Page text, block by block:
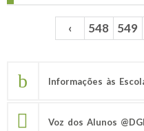
Páginas ‹ 548 549
Informações às
Voz dos Alunos